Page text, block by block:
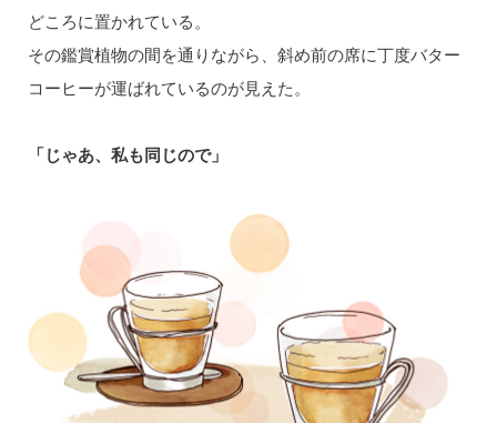
どころに置かれている。
その鑑賞植物の間を通りながら、斜め前の席に丁度バター
コーヒーが運ばれているのが見えた。
「じゃあ、私も同じので」